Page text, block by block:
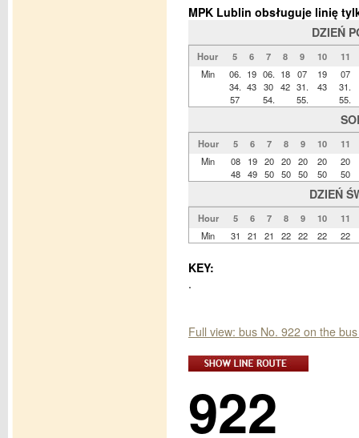
MPK Lublin obsługuje linię
DZIEŃ
Hour 5 6 7 8 9 10
11
Min
06.
34.
57
19
43
06.
30
54.
18
42
07
31.
55.
19
43
07
31.
55.
Hour 5 6 7 8 9 10
11
Min
08
48
19
49
20
50
20
50
20
50
20
50
20
50
DZIEŃ
Hour 5 6 7 8 9 10
11
Min
31 21 21 22 22 22 22
KEY:
.
Full view: bus No. 922 on the
922